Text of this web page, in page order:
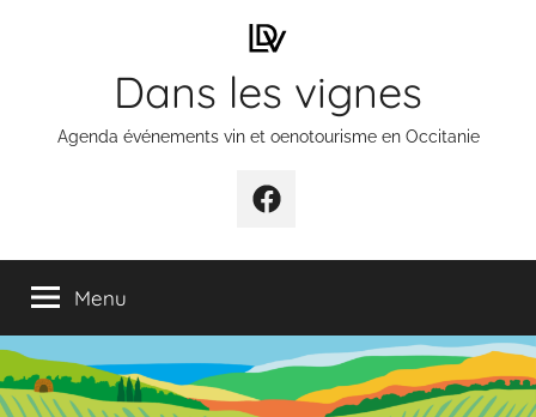
Dans les vignes
Agenda événements vin et oenotourisme en Occitanie
Élément
menu
Menu